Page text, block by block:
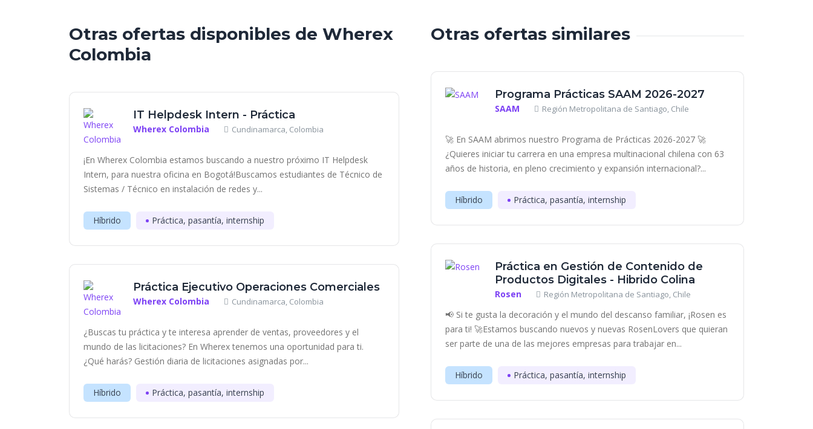
Otras ofertas disponibles de Wherex
Colombia
IT Helpdesk Intern - Práctica
Wherex Colombia Cundinamarca, Colombia
¡En Wherex Colombia estamos buscando a nuestro próximo IT Helpdesk
Intern, para nuestra oficina en Bogotá!Buscamos estudiantes de Técnico de
Sistemas / Técnico en instalación de redes y...
Híbrido Práctica, pasantía, internship
Práctica Ejecutivo Operaciones Comerciales
Wherex Colombia Cundinamarca, Colombia
¿Buscas tu práctica y te interesa aprender de ventas, proveedores y el
mundo de las licitaciones? En Wherex tenemos una oportunidad para ti.
¿Qué harás? Gestión diaria de licitaciones asignadas por...
Híbrido Práctica, pasantía, internship
Otras ofertas similares
Programa Prácticas SAAM 2026-2027
SAAM Región Metropolitana de Santiago, Chile
🚀 En SAAM abrimos nuestro Programa de Prácticas 2026-2027 🚀
¿Quieres iniciar tu carrera en una empresa multinacional chilena con 63
años de historia, en pleno crecimiento y expansión internacional?...
Híbrido Práctica, pasantía, internship
Práctica en Gestión de Contenido de
Productos Digitales - Hibrido Colina
Rosen Región Metropolitana de Santiago, Chile
📢 Si te gusta la decoración y el mundo del descanso familiar, ¡Rosen es
para ti! 🚀Estamos buscando nuevos y nuevas RosenLovers que quieran
ser parte de una de las mejores empresas para trabajar en...
Híbrido Práctica, pasantía, internship